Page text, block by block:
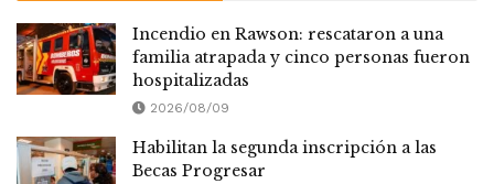
Incendio en Rawson: rescataron a una
familia atrapada y cinco personas fueron
hospitalizadas
2026/08/09
Habilitan la segunda inscripción a las
Becas Progresar